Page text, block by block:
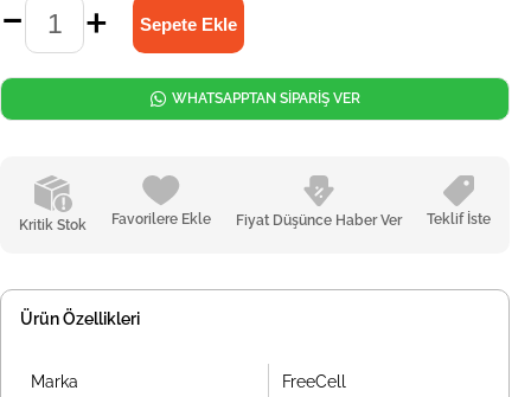
Kritik Stok Favorilere Ekle Fiyat Düşünce Haber Ver Teklif İste
WHATSAPPTAN SİPARİŞ VER
Ürün Özellikleri
Marka FreeCell